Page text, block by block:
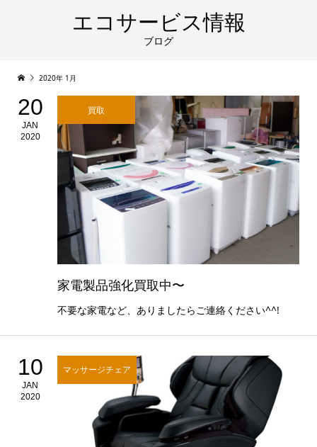
エコサービス情報
ブログ
2020年 1月
20
JAN
2020
買取
家電製品強化買取中〜
不要な家電など、ありましたらご連絡ください^^!
10
JAN
2020
マッサージチェア